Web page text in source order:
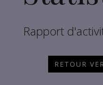
Rapport
RETOUR